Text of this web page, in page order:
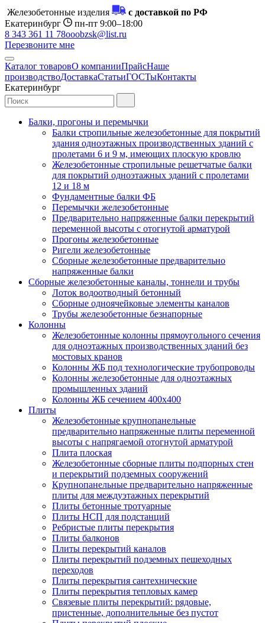
Железобетонные изделия
с доставкой по РФ
Екатеринбург
пн-пт 9:00–18:00
8 343 361 11 78ooobzsk@list.ru
Перезвоните мне
Каталог товаровО компанииПрайсНаше
производствоДоставкаСтатьиГОСТыКонтакты
Екатеринбург
Балки, прогоны и перемычки
Балки стропильные железобетонные для покрытий
здания одноэтажных производственных зданий с
пролетами 6 и 9 м, имеющих плоскую кровлю
Железобетонные стропильные решетчатые балки
для покрытий одноэтажных зданий с пролетами
12 и 18 м
Фундаментные балки ФБ
Перемычки железобетонные
Предварительно напряженные балки перекрытий
переменной высоты с отогнутой арматурой
Прогоны железобетонные
Ригели железобетонные
Сборные железобетонные предварительно
напряженные балки
Сборные железобетонные каналы, тоннели и трубы
Лоток водоотводный бетонный
Сборные одноячейковые элементы каналов
Трубы железобетонные безнапорные
Колонны
Железобетонные колонны прямоугольного сечения
для одноэтажных производственных зданий без
мостовых кранов
Колонны ЖБ под технологические трубопроводы
Колонны железобетонные для одноэтажных
промышленных зданий
Колонны ЖБ сечением 400х400
Плиты
Железобетонные крупнопанельные
предварительно напряженные плиты переменной
высоты с напрягаемой отогнутой арматурой
Плита плоская
Железобетонные сборные плиты подпорных стен
и перекрытий подземных сооружений
Крупнопанельные предварительно напряженные
плиты для междуэтажных перекрытий
Плиты бетонные тротуарные
Плиты НСП для подстанций
Ребристые плиты перекрытия
Плиты балконов
Плиты перекрытий каналов
Плиты перекрытий подземных пешеходных
переходов
Плиты перекрытия сантехнические
Плиты перекрытия тепловых камер
Связевые плиты перекрытий: рядовые,
пристенные, дополнительные без пустот